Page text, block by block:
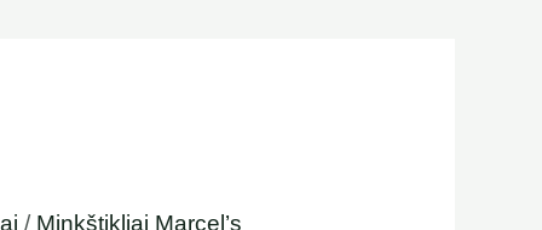
/ Minkštikliai Marcel’s